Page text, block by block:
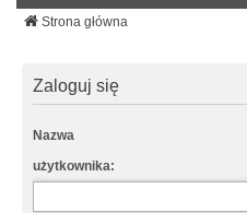
Strona główna
Zaloguj się
Nazwa
użytkownika: